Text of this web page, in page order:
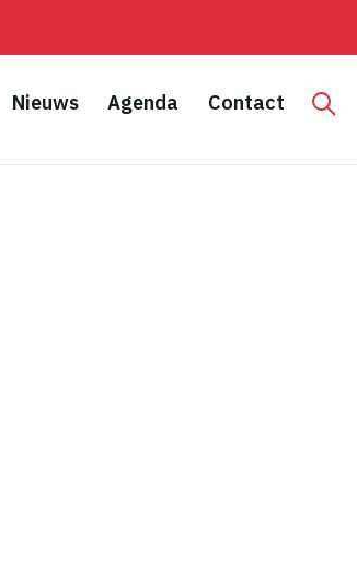
Nieuws Agenda Contact